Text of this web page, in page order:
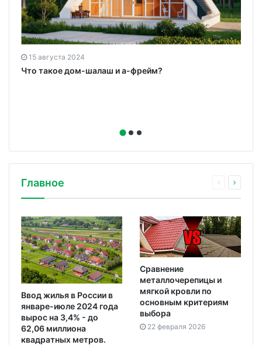
15 августа 2024
Что такое дом-шалаш и а-фрейм?
Главное
Ввод жилья в России в
январе-июле 2024 года
вырос на 3,4% - до
62,06 миллиона
квадратных метров.
Сравнение
металлочерепицы и
мягкой кровли по
основным критериям
выбора
22 февраля 2026